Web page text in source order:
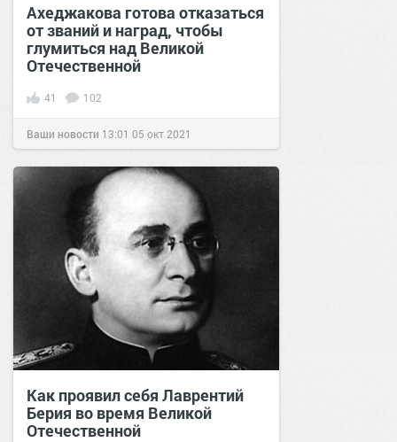
Ахеджакова готова отказаться
от званий и наград, чтобы
глумиться над Великой
Отечественной
41 102
Ваши новости 13:01 05 окт 2021
Как проявил себя Лаврентий
Берия во время Великой
Отечественной